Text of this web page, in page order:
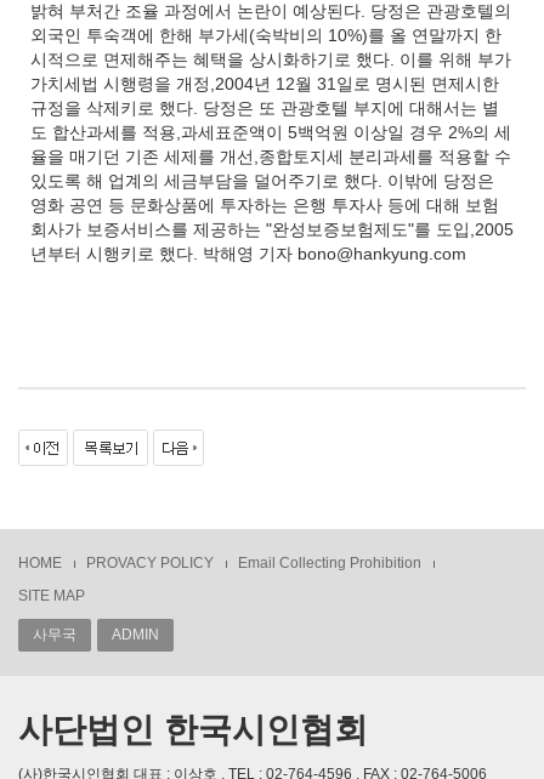
밝혀 부처간 조율 과정에서 논란이 예상된다. 당정은 관광호텔의
외국인 투숙객에 한해 부가세(숙박비의 10%)를 올 연말까지 한
시적으로 면제해주는 혜택을 상시화하기로 했다. 이를 위해 부가
가치세법 시행령을 개정,2004년 12월 31일로 명시된 면제시한
규정을 삭제키로 했다. 당정은 또 관광호텔 부지에 대해서는 별
도 합산과세를 적용,과세표준액이 5백억원 이상일 경우 2%의 세
율을 매기던 기존 세제를 개선,종합토지세 분리과세를 적용할 수
있도록 해 업계의 세금부담을 덜어주기로 했다. 이밖에 당정은
영화 공연 등 문화상품에 투자하는 은행 투자사 등에 대해 보험
회사가 보증서비스를 제공하는 "완성보증보험제도"를 도입,2005
년부터 시행키로 했다. 박해영 기자 bono@hankyung.com
HOME PROVACY POLICY
Email Collecting Prohibition
SITE MAP
사무국 ADMIN
사단법인 한국시인협회
(사)한국시인협회 대표 : 이상호 , TEL : 02-764-4596 , FAX : 02-764-5006